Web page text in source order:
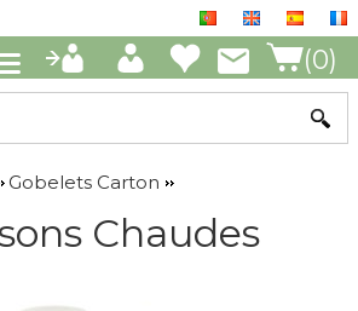
(0)
Gobelets Carton
Chaudes